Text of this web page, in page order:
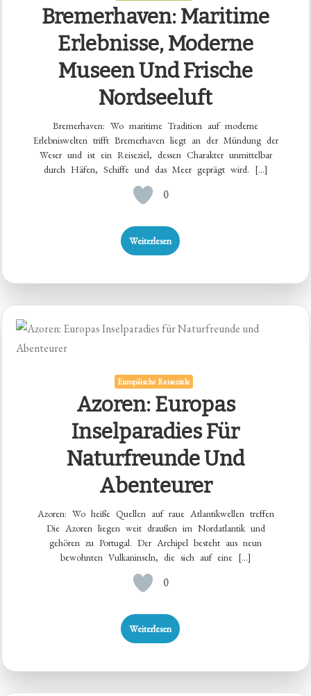
Bremerhaven: Maritime
Erlebnisse, Moderne
Museen Und Frische
Nordseeluft
Bremerhaven: Wo maritime Tradition auf moderne
Erlebniswelten trifft Bremerhaven liegt an der Mündung der
Weser und ist ein Reiseziel, dessen Charakter unmittelbar
durch Häfen, Schiffe und das Meer geprägt wird. […]
0
Weiterlesen
Europäische Reiseziele
Azoren: Europas
Inselparadies Für
Naturfreunde Und
Abenteurer
Azoren: Wo heiße Quellen auf raue Atlantikwellen treffen
Die Azoren liegen weit draußen im Nordatlantik und
gehören zu Portugal. Der Archipel besteht aus neun
bewohnten Vulkaninseln, die sich auf eine […]
0
Weiterlesen